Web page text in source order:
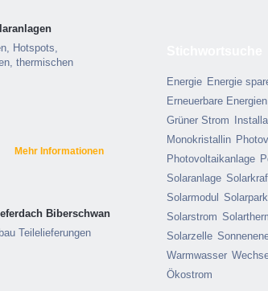
Hotspots,
thermischen
Mehr Informationen
Biberschwan
Teilelieferungen
Energie Energie
Erneuerbare Energien
Grüner Strom
Monokristallin
Photovoltaikanlage
Solaranlage
Solarmodul
Solarstrom
Solarzelle
Warmwasser
Ökostrom